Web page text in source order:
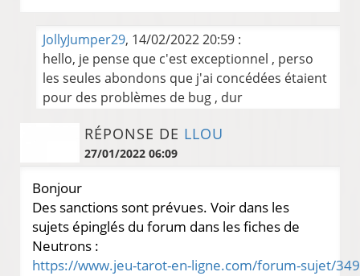
JollyJumper29, 14/02/2022 20:59 :
hello, je pense que c'est exceptionnel , perso
les seules abondons que j'ai concédées étaient
pour des problèmes de bug , dur
RÉPONSE DE LLOU
27/01/2022 06:09
Bonjour
Des sanctions sont prévues. Voir dans les
sujets épinglés du forum dans les fiches de
Neutrons :